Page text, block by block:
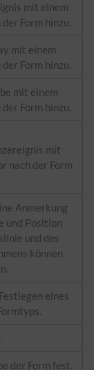
mit einem
Form hinzu.
mit einem
Form hinzu.
mit einem
Form hinzu.
mit
nach der Form
Anmerkung
und Position
und des
können
eines
der Form fest.